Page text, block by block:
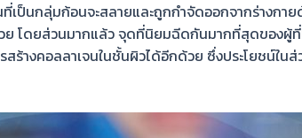
เป็นกลุ่มก้อนจะสลายและถูกกำจัดออกจากร่างกา
ย โดยส่วนมากแล้วจุดที่นิยมฉีดกันมากที่สุดของผู้
สร้างคอลลาเจนในชั้นผิวได้อีกด้วย ซึ่งประโยชน์ใน